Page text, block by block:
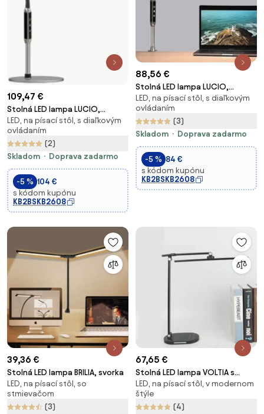
109,47 €
Stolná LED lampa LUCIO,
základňa, diaľkový ovládač
LED, na písací stôl, s diaľkovým
ovládaním
(2)
Skladom
Doprava zadarmo
-5 % 104 €
s kódom kupónu
KB2BSKB2608
88,56 €
Stolná LED lampa LUCIO,
svorka, diaľkový ovládač
LED, na písací stôl, s diaľkovým
ovládaním
(3)
Skladom
Doprava zadarmo
-5 % 84 €
s kódom kupónu
KB2BSKB2608
39,36 €
Stolná LED lampa BRILIA, svorka
LED, na písací stôl, so
stmievačom
(3)
67,65 €
Stolná LED lampa VOLTIA s
bezdrôtovou nabíjačkou a USB
LED, na písací stôl, v modernom
štýle
(4)